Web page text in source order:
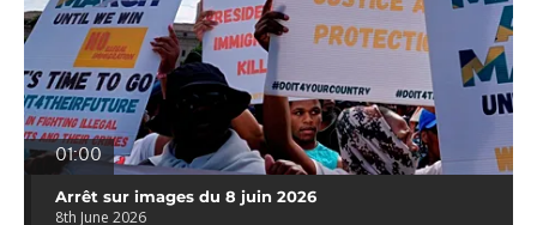
01:00
Arrêt sur images du 8 juin 2026
8th June 2026